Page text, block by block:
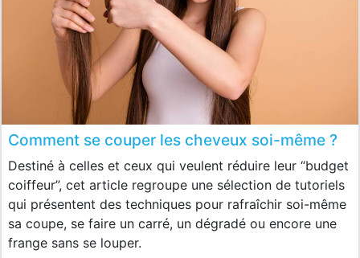
Comment se couper les cheveux soi-même ?
Destiné à celles et ceux qui veulent réduire leur “budget
coiffeur”, cet article regroupe une sélection de tutoriels
qui présentent des techniques pour rafraîchir soi-même
sa coupe, se faire un carré, un dégradé ou encore une
frange sans se louper.